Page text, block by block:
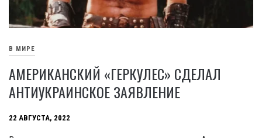
В МИРЕ
АМЕРИКАНСКИЙ «ГЕРКУЛЕС» СДЕЛАЛ
АНТИУКРАИНСКОЕ ЗАЯВЛЕНИЕ
22 АВГУСТА, 2022